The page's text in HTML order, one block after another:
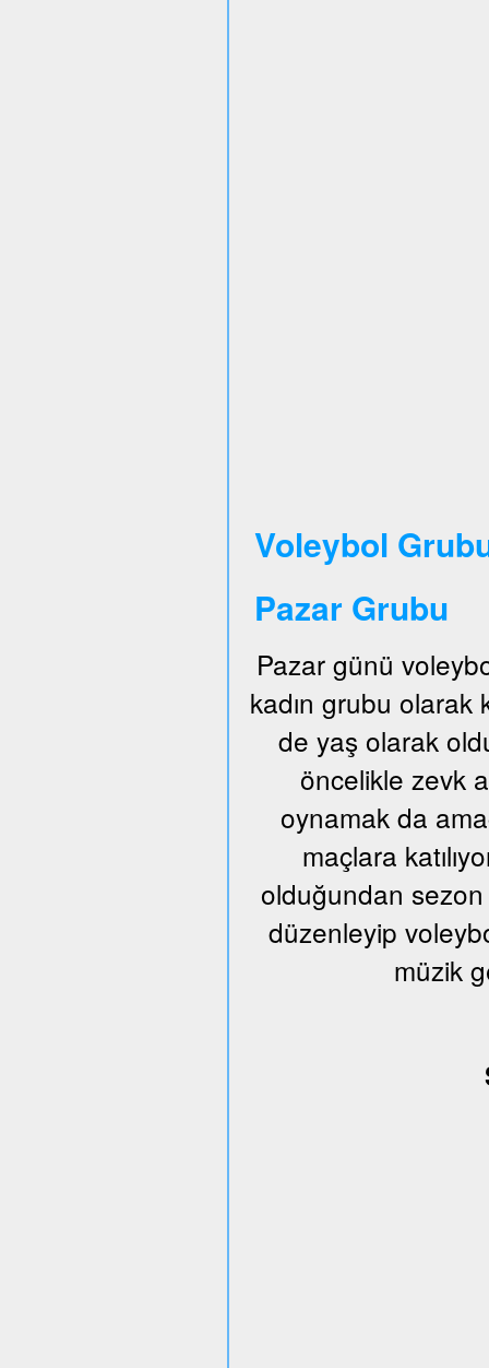
Voleybol
Pazar Grubu
Pazar günü
kadın grubu olarak
de yaş olarak
öncelikle zevk
oynamak da
maçlara
olduğundan
düzenleyip
müzik